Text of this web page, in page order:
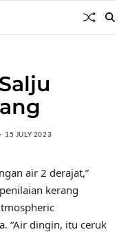
15 JULY 2023
air 2 derajat,”
kerang
“Air dingin, itu ceruk